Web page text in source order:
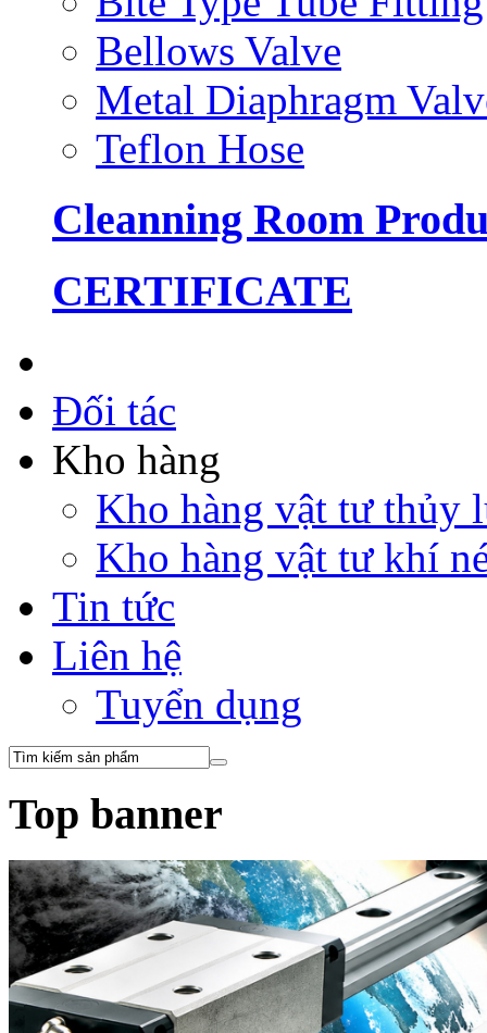
Bellows Valve
Metal Diaphragm
Teflon Hose
Cleanning Room
CERTIFICATE
Đối tác
Kho hàng
Kho hàng vật tư thủy
Kho hàng vật tư khí
Tin tức
Liên hệ
Tuyển dụng
Top banner